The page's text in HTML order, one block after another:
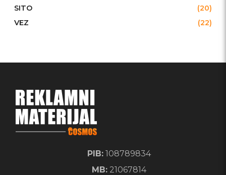
SITO
(20)
VEZ
(22)
PIB:108789834
MB:21067814